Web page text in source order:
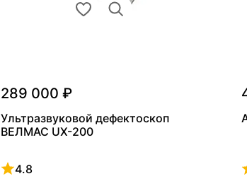
289 000 ₽
Ультразвуковой дефектоскоп
ВЕЛМАС UX-200
4.8
Рейтинг 4.8 из 5